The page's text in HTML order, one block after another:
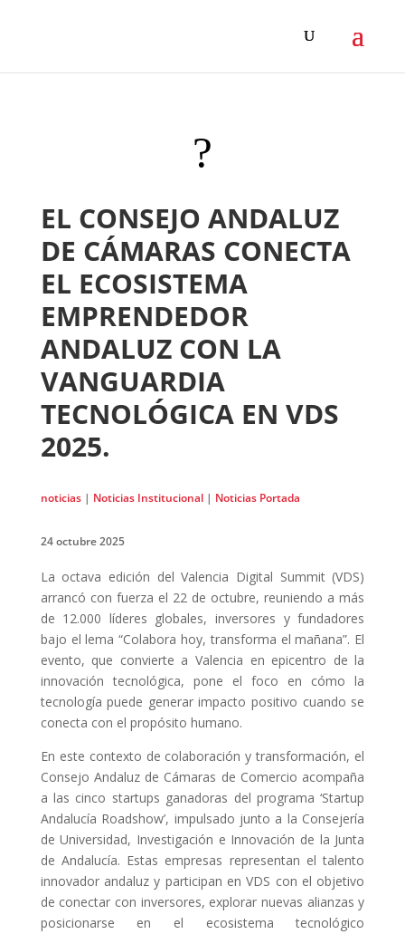
?
EL CONSEJO ANDALUZ
DE CÁMARAS CONECTA
EL ECOSISTEMA
EMPRENDEDOR
ANDALUZ CON LA
VANGUARDIA
TECNOLÓGICA EN VDS
2025.
noticias| Noticias Institucional| Noticias Portada
24 octubre 2025
La octava edición del Valencia Digital Summit (VDS)
arrancó con fuerza el 22 de octubre, reuniendo a más
de 12.000 líderes globales, inversores y fundadores
bajo el lema “Colabora hoy, transforma el mañana”. El
evento, que convierte a Valencia en epicentro de la
innovación tecnológica, pone el foco en cómo la
tecnología puede generar impacto positivo cuando se
conecta con el propósito humano.
En este contexto de colaboración y transformación, el
Consejo Andaluz de Cámaras de Comercio acompaña
a las cinco startups ganadoras del programa ‘Startup
Andalucía Roadshow’, impulsado junto a la Consejería
de Universidad, Investigación e Innovación de la Junta
de Andalucía. Estas empresas representan el talento
innovador andaluz y participan en VDS con el objetivo
de conectar con inversores, explorar nuevas alianzas y
posicionarse en el ecosistema tecnológico